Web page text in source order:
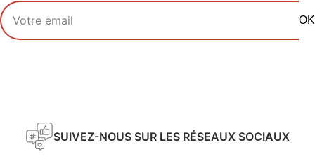
Votre adresse email
OK
SUIVEZ-NOUS SUR LES RÉSEAUX SOCIAUX